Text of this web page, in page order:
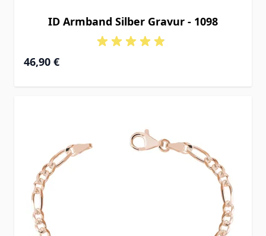
ID Armband Silber Gravur - 1098
Ab
46,90 €